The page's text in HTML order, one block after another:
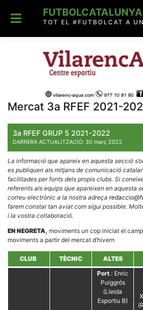
content
TOT EL #FUTBOLCAT A
Mercat 3a RFEF 2021-
3a RFEF GRUP 5 2021-2022
DARRERA ACTUALITZACIÓ: 30 març 2022
La informació que apareix en aquesta secció
es publiquen als mitjans de comunicació
facilitades per fonts dels propis clubs. Si
referents als equips que apareixen en aquesta
correu electrònic a la nostra adreça
farem constar tan aviat com sigui possible.
i la vostra col·laboració.
EN NEGRETA, moviments un cop iniciat el
moviments a partir del mercat d’hivern
CLUB TÈCNIC ALTES
Port.: Enric
Puiggrós
(Lleida
Esportiu B)